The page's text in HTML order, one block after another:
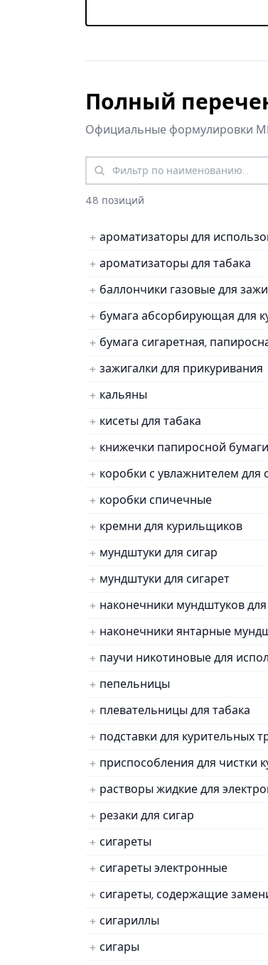
Полный
Официальные формулировки
Фильтр по наименованию
48 позиций
ароматизаторы для
ароматизаторы для табака
баллончики газовые для
бумага абсорбирующая для
бумага сигаретная,
зажигалки для прикуривания
кальяны
кисеты для табака
книжечки папиросной бумаги
коробки с увлажнителем для
коробки спичечные
кремни для курильщиков
мундштуки для сигар
мундштуки для сигарет
наконечники мундштуков для
наконечники янтарные
паучи никотиновые для
пепельницы
плевательницы для табака
подставки для курительных
приспособления для чистки
растворы жидкие для
резаки для сигар
сигареты
сигареты электронные
сигареты, содержащие
сигариллы
сигары